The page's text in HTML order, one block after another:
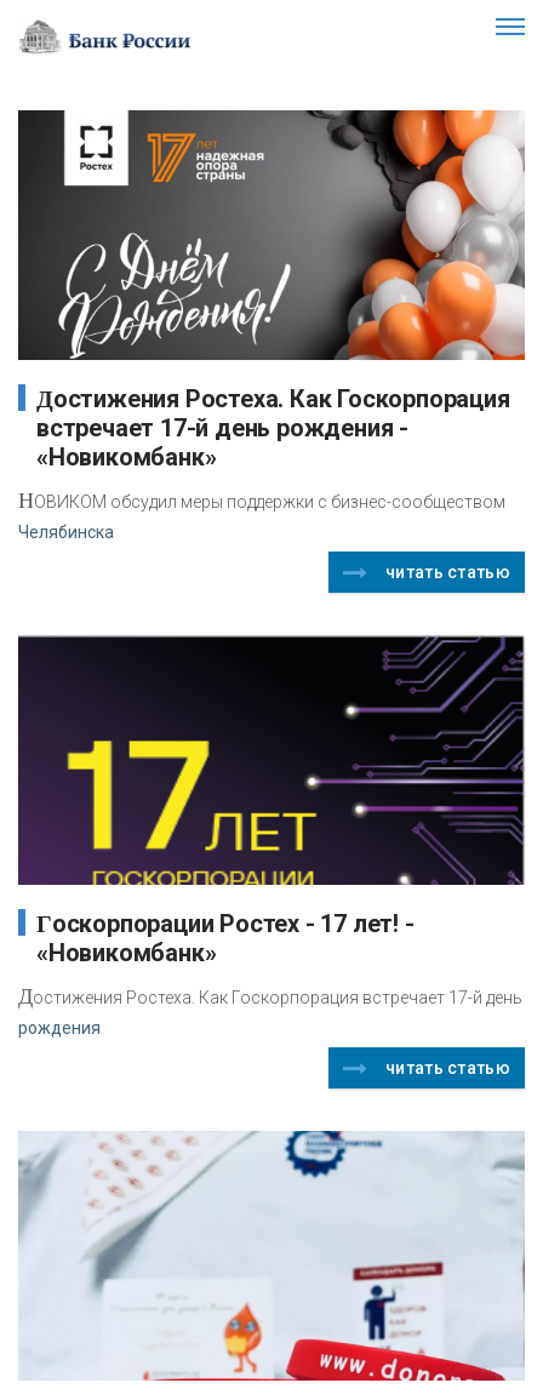
Достижения Ростеха. Как Госкорпорация
встречает 17-й день рождения -
«Новикомбанк»
НОВИКОМ обсудил меры поддержки с бизнес-сообществом
Челябинска
читать статью
Госкорпорации Ростех - 17 лет! -
«Новикомбанк»
Достижения Ростеха. Как Госкорпорация встречает 17-й день
рождения
читать статью